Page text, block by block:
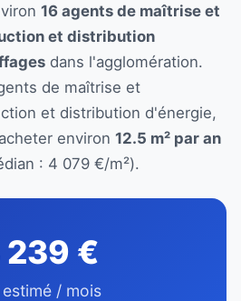
16 agents de maîtrise et
et distribution
dans l'agglomération.
de maîtrise et
et distribution d'énergie,
environ 12.5 m² par an
: 4 079 €/m²).
239 €
/ mois